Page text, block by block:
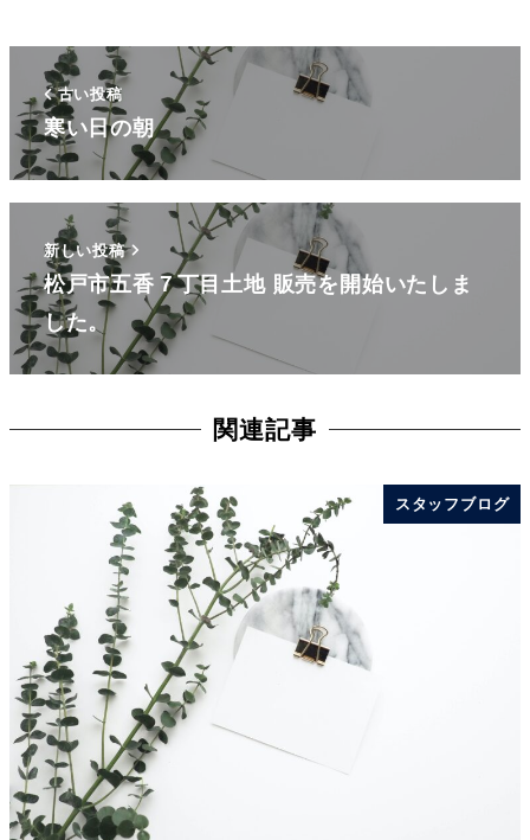
古い投稿
寒い日の朝
新しい投稿
松戸市五香７丁目土地 販売を開始いたしま
した。
関連記事
スタッフブログ